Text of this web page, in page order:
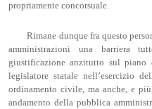
propriamente concorsuale.
Rimane dunque fra questo
amministrazioni una barriera
giustificazione anzitutto sul piano
legislatore statale nell’esercizio
ordinamento civile, ma anche, e
andamento della pubblica